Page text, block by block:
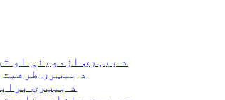
د بیټرۍ ازموینې او
د بیټرۍ ظرفیت
د بیټرۍ